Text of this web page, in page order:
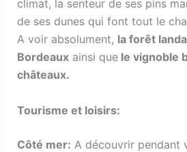
climat, la senteur de ses pins
de ses dunes qui font tout le
A voir absolument, la forêt
Bordeauxainsi quele vignoble
châteaux.
Tourisme et loisirs:
Côté mer: A découvrir pendant